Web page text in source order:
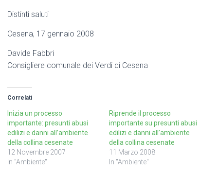
Distinti saluti
Cesena, 17 gennaio 2008
Davide Fabbri
Consigliere comunale dei Verdi di Cesena
Correlati
Inizia un processo
importante: presunti abusi
edilizi e danni all’ambiente
della collina cesenate
12 Novembre 2007
In "Ambiente"
Riprende il processo
importante su presunti abusi
edilizi e danni all’ambiente
della collina cesenate
11 Marzo 2008
In "Ambiente"